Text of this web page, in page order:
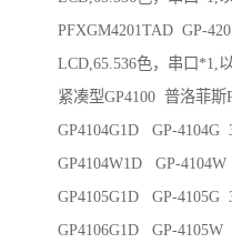
PFXGM4201TAD GP-
LCD,65.536色，串口*1,
紧凑型GP4100 普洛菲斯
GP4104G1D GP-4104G
GP4104W1D GP-4104W
GP4105G1D GP-4105G
GP4106G1D GP-4105W